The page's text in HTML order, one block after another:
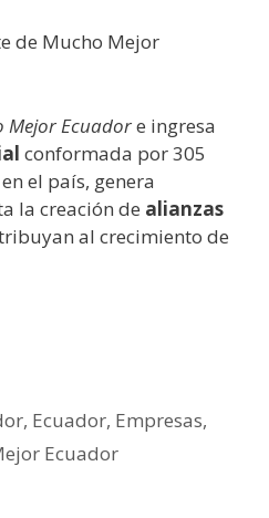
de Mucho Mejor
Mejor Ecuadore ingresa
conformada por 305
el país, genera
la creación de alianzas
al crecimiento de
, Ecuador, Empresas,
Ecuador